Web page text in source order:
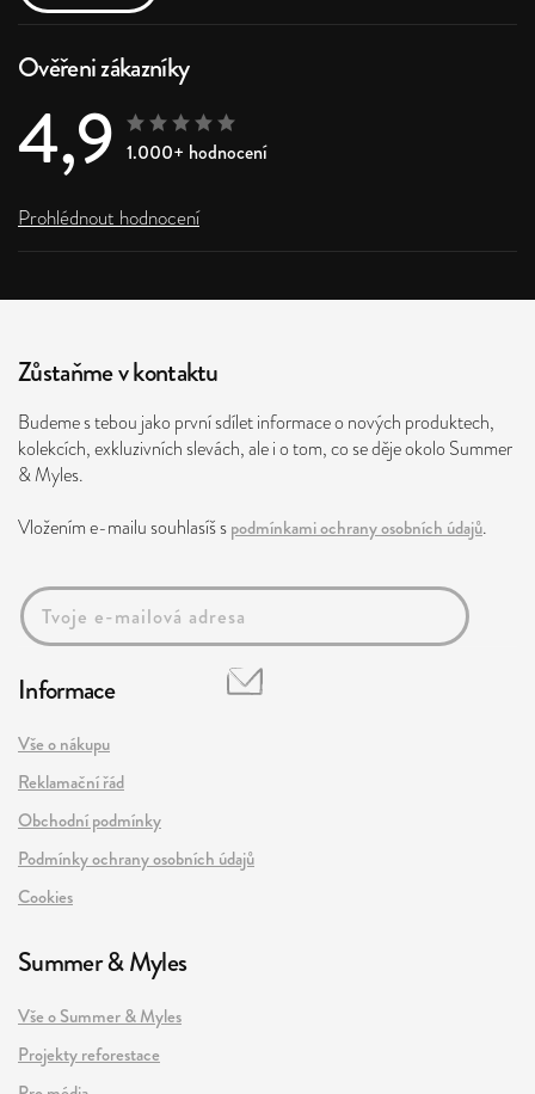
Ověřeni zákazníky
4,9 1.000+ hodnocení
Prohlédnout hodnocení
Zůstaňme v kontaktu
Budeme s tebou jako první sdílet informace o nových produktech,
kolekcích, exkluzivních slevách, ale i o tom, co se děje okolo Summer
& Myles.
Vložením e-mailu souhlasíš spodmínkami ochrany osobních údajů.
Informace
Vše o nákupu
Reklamační řád
Obchodní podmínky
Podmínky ochrany osobních údajů
Cookies
Summer & Myles
Vše o Summer & Myles
Projekty reforestace